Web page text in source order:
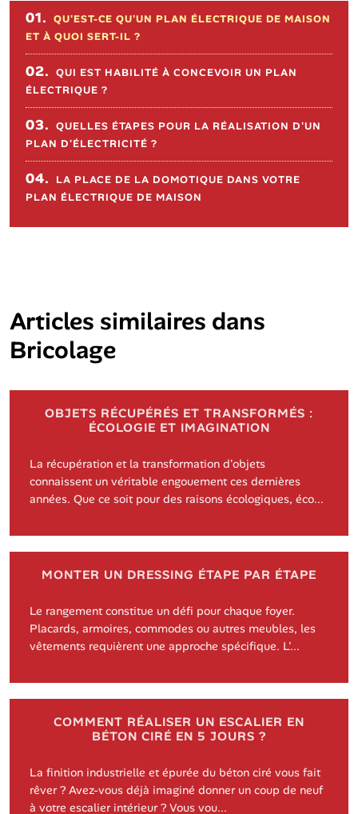
Sommaire de l'article
01. QU'EST-CE QU'UN PLAN ÉLECTRIQUE DE MAISON
ET À QUOI SERT-IL ?
02. QUI EST HABILITÉ À CONCEVOIR UN PLAN
ÉLECTRIQUE ?
03. QUELLES ÉTAPES POUR LA RÉALISATION D'UN
PLAN D'ÉLECTRICITÉ ?
04.
LA PLACE DE LA DOMOTIQUE DANS VOTRE
PLAN ÉLECTRIQUE DE MAISON
Articles similaires dans
Bricolage
OBJETS RÉCUPÉRÉS ET TRANSFORMÉS :
ÉCOLOGIE ET IMAGINATION
La récupération et la transformation d'objets
connaissent un véritable engouement ces dernières
années. Que ce soit pour des raisons écologiques, éco...
MONTER UN DRESSING ÉTAPE PAR ÉTAPE
Le rangement constitue un défi pour chaque foyer.
Placards, armoires, commodes ou autres meubles, les
vêtements requièrent une approche spécifique. L'...
COMMENT RÉALISER UN ESCALIER EN
BÉTON CIRÉ EN 5 JOURS ?
La finition industrielle et épurée du béton ciré vous fait
rêver ? Avez-vous déjà imaginé donner un coup de neuf
à votre escalier intérieur ? Vous vou...